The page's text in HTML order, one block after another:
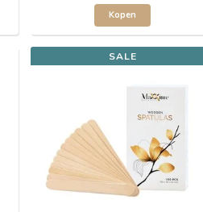
Kopen
SALE